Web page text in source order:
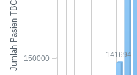
141694
150000